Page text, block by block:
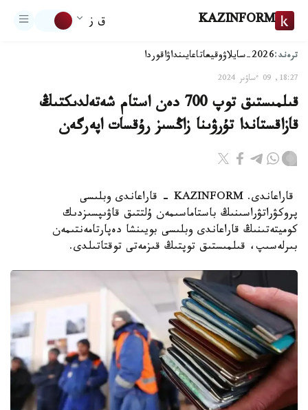
KAZINFORM ق ز
ترەند:2026-سايلاۋ وقيعاتاعايىنداۋاقوردا
18:27, 09 ءساۋىر 2024
قىلمىستىق توپ 700 دەن استام شەتەلدىكتىڭ
قازاقستاندا تۇرۋىنا زاڭسىز رۇقسات اپەرگەن
قاراعاندى. KAZINFORM - قاراعاندى وبلىسى
پروكۋراتۋراسىنىڭ باستاماسىمەن ۇلتتىق قاۋىپسىزدىك
كوميتەتىنىڭ قاراعاندى وبلىسى بويىنشا دەپارتامەنتىمەن
بىرلەسىپ، قىلمىستىق توپتىڭ قىزمەتى توقتاتىلدى.